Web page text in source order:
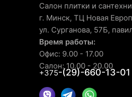
Салон плитки и
г. Минск, ТЦ Новая
ул. Сурганова, 57Б,
Время работы:
Офис: 9.00 - 17.00
Салон: 10.00 - 20.00
+375-(29)-660-13-01